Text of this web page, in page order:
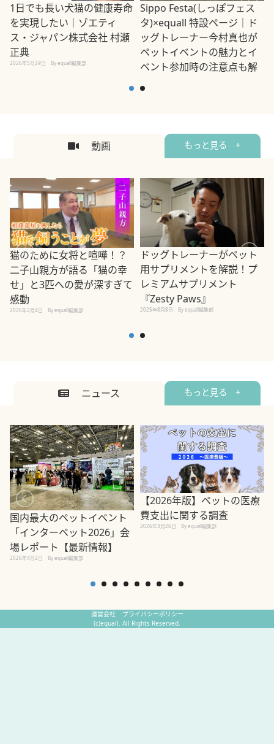
1日でも長い犬猫の健康寿命
を実現したい｜ゾエティ
ス・ジャパン株式会社 村瀬
正典
2026年5月29日 By equall編集部
Sippo Festa(しっぽフェス
タ)×equall 特設ページ｜ド
ッグトレーナー今村真也が
ペットイベントの魅力とイ
ベント参加時の注意点も解
2026年5月12日
動画 もっと見る +
猫のために女将と喧嘩！？
二子山親方が語る「猫の幸
せ」と3匹への愛が深すぎて
感動
2026年2月4日 By equall編集部
ドッグトレーナーがペット
用サプリメントを解説！プ
レミアムサプリメント
『Zesty Paws』
2025年8月8日 By equall編集部
ニュース もっと見る +
国内最大のペットイベント
「インターペット2026」会
場レポート【最新情報】
2026年4月2日 By equall編集部
【2026年版】ペットの医療
費支出に関する調査
2026年3月26日 By equall編集部
運営会社
プライバシーポリシー
(c)equall. All Rights Reserved.